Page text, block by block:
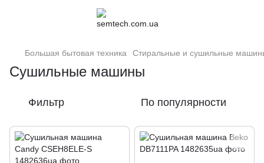
Большая бытовая техника Стиральные и сушильные
Сушильные машины
Фильтр По популярности